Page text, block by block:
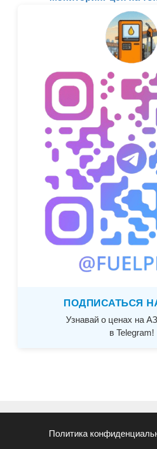
ПОДПИСАТЬСЯ
Узнавай о ценах на
в Telegram!
Политика